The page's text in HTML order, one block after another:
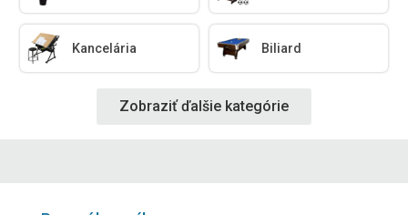
Kancelária Biliard
Zobraziť ďalšie kategórie